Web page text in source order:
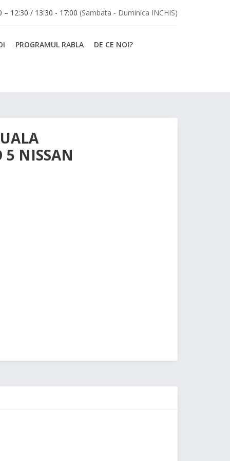
– 12:30 / 13:30 - 17:00 (Sambata - Duminica INCHIS)
PROGRAMUL RABLA DE CE NOI?
5 NISSAN